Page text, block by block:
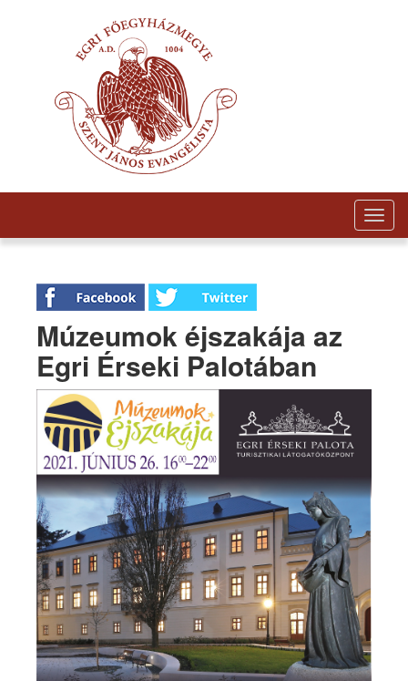
Múzeumok éjszakája az
Egri Érseki Palotában